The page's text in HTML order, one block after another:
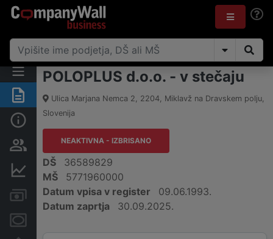
Povzetek
Osnovni podatki
Odgovorne osebe in lastništvo
Finančni podatki
Računi in blokade
POLOPLUS d.o.o. - v stečaju
Ulica Marjana Nemca 2, 2204, Miklavž na Dravskem polju,
Slovenija
NEAKTIVNA - IZBRISANO
DŠ
36589829
MŠ
5771960000
Datum vpisa v register
09.06.1993.
Datum zaprtja
30.09.2025.